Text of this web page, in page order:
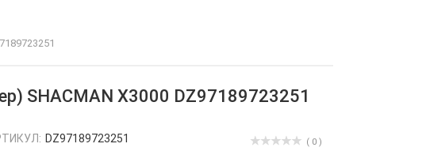
SHACMAN X3000 DZ97189723251
( 0 )
DZ97189723251